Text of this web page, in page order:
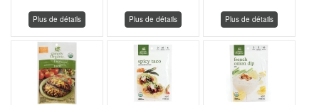
Plus de détails Plus de détails Plus de détails